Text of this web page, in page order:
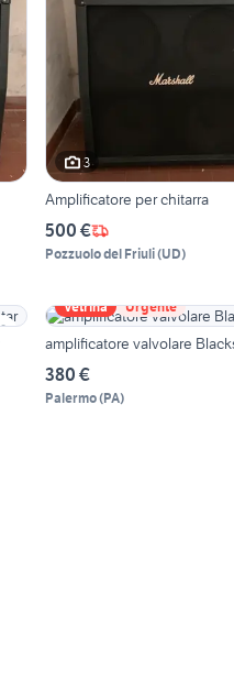
3
Amplificatore per chitarra
500 €
Pozzuolo del Friuli(UD)
Vetrina Urgente
amplificatore valvolare
380 €
Palermo(PA)